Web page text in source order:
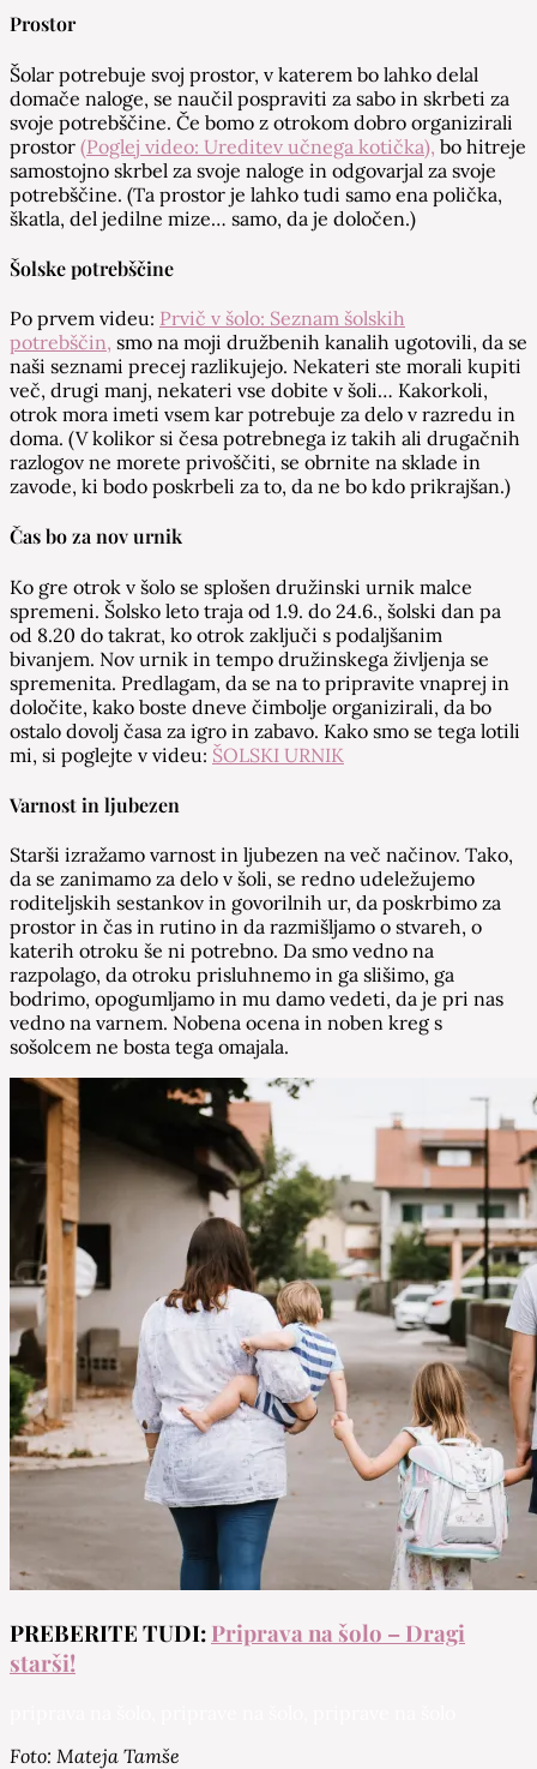
Prostor
Šolar potrebuje svoj prostor, v katerem bo lahko delal
domače naloge, se naučil pospraviti za sabo in skrbeti za
svoje potrebščine. Če bomo z otrokom dobro organizirali
prostor (Poglej video: Ureditev učnega kotička), bo hitreje
samostojno skrbel za svoje naloge in odgovarjal za svoje
potrebščine. (Ta prostor je lahko tudi samo ena polička,
škatla, del jedilne mize… samo, da je določen.)
Šolske potrebščine
Po prvem videu: Prvič v šolo: Seznam šolskih
potrebščin, smo na moji družbenih kanalih ugotovili, da se
naši seznami precej razlikujejo. Nekateri ste morali kupiti
več, drugi manj, nekateri vse dobite v šoli… Kakorkoli,
otrok mora imeti vsem kar potrebuje za delo v razredu in
doma. (V kolikor si česa potrebnega iz takih ali drugačnih
razlogov ne morete privoščiti, se obrnite na sklade in
zavode, ki bodo poskrbeli za to, da ne bo kdo prikrajšan.)
Čas bo za nov urnik
Ko gre otrok v šolo se splošen družinski urnik malce
spremeni. Šolsko leto traja od 1.9. do 24.6., šolski dan pa
od 8.20 do takrat, ko otrok zaključi s podaljšanim
bivanjem. Nov urnik in tempo družinskega življenja se
spremenita. Predlagam, da se na to pripravite vnaprej in
določite, kako boste dneve čimbolje organizirali, da bo
ostalo dovolj časa za igro in zabavo. Kako smo se tega lotili
mi, si poglejte v videu: ŠOLSKI URNIK
Varnost in ljubezen
Starši izražamo varnost in ljubezen na več načinov. Tako,
da se zanimamo za delo v šoli, se redno udeležujemo
roditeljskih sestankov in govorilnih ur, da poskrbimo za
prostor in čas in rutino in da razmišljamo o stvareh, o
katerih otroku še ni potrebno. Da smo vedno na
razpolago, da otroku prisluhnemo in ga slišimo, ga
bodrimo, opogumljamo in mu damo vedeti, da je pri nas
vedno na varnem. Nobena ocena in noben kreg s
sošolcem ne bosta tega omajala.
PREBERITE TUDI: Priprava na šolo – Dragi
starši!
Foto: Mateja Tamše